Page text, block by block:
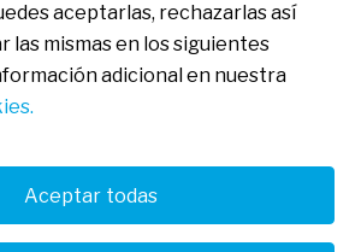
Contactar
Plaça de Sant Roc nº 20, 08201 Sabadell
aceptarlas, rechazarlas así
las mismas en los siguientes
adicional en nuestra
Aceptar todas